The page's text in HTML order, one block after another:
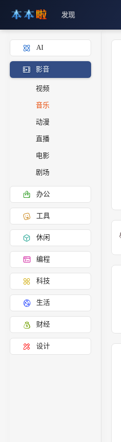
发现
AI
影音
视频
音乐
动漫
直播
电影
剧场
办公
工具
休闲
编程
科技
生活
财经
设计